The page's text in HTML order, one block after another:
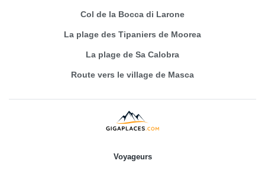
Col de la Bocca di Larone
La plage des Tipaniers de Moorea
La plage de Sa Calobra
Route vers le village de Masca
Voyageurs